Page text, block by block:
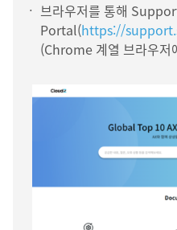
브라우저를 통해
Portal(https://
(Chrome 계열 브라우저